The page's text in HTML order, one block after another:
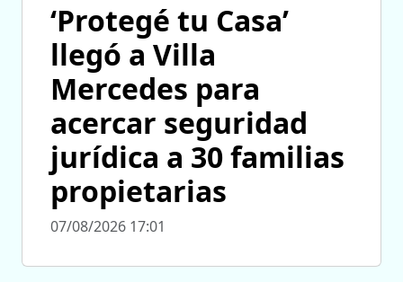
‘Protegé tu Casa’
llegó a Villa
Mercedes para
acercar seguridad
jurídica a 30 familias
propietarias
07/08/2026 17:01